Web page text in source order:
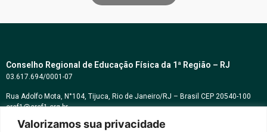
Valorizamos sua privacidade
Conselho Regional de Educação Física da 1ª Região – RJ
03.617.694/0001-07
Rua Adolfo Mota, N°104, Tijuca, Rio de Janeiro/RJ – Brasil CEP 20540-100
cref1@cref1.org.br
Assessoria de comunicação: